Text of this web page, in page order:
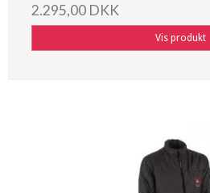
2.295,00 DKK
Vis produkt